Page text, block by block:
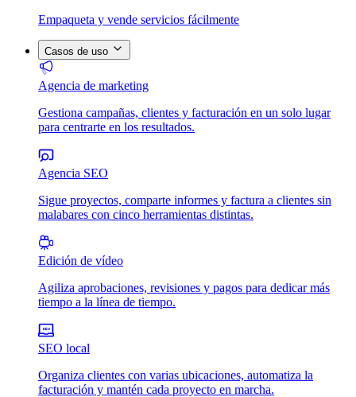
Empaqueta y vende servicios fácilmente
Casos de uso
Agencia de marketing
Gestiona campañas, clientes y facturación en un solo lugar
para centrarte en los resultados.
Agencia SEO
Sigue proyectos, comparte informes y factura a clientes sin
malabares con cinco herramientas distintas.
Edición de vídeo
Agiliza aprobaciones, revisiones y pagos para dedicar más
tiempo a la línea de tiempo.
SEO local
Organiza clientes con varias ubicaciones, automatiza la
facturación y mantén cada proyecto en marcha.